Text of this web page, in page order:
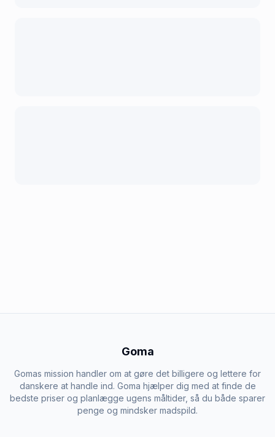
Goma
Gomas mission handler om at gøre det billigere og lettere for
danskere at handle ind. Goma hjælper dig med at finde de
bedste priser og planlægge ugens måltider, så du både sparer
penge og mindsker madspild.